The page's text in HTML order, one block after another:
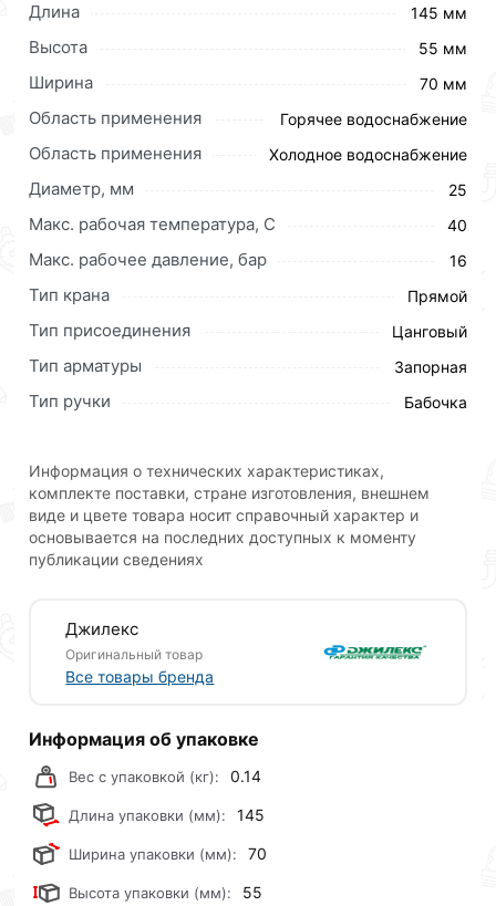
Для приобретения данной позиции, кликните
мышкой«Добавить в корзину»
кнопку «Быстрый заказ»
. Также можете оформить
заказ позвонив по контактам указанным на сайте.
25х25 Джилекс 9361 действительны в Москве и
области.
заказ и свяжутся с Вами для согласования условий
доставки или самовывоза.Перед оформлением
онлайн заказа рекомендуем ознакомиться с
описанием, характеристиками и отзывами.
купленного товарa в течение 30 дней (наличие чека
обязательно).
Длина 145 мм
Высота 55 мм
Ширина 70 мм
Область применения Горячее водоснабжение
Область применения Холодное водоснабжение
Диаметр, мм 25
Макс. рабочая температура, C 40
Макс. рабочее давление, бар 16
Тип крана Прямой
Тип присоединения Цанговый
Тип арматуры Запорная
Тип ручки Бабочка
Информация о технических характеристиках,
комплекте поставки, стране изготовления, внешнем
виде и цвете товара носит справочный характер и
основывается на последних доступных к моменту
публикации сведениях
Джилекс
Оригинальный товар
Все товары бренда
Информация об упаковке
Вес с упаковкой (кг): 0.14
Длина упаковки (мм): 145
Ширина упаковки (мм): 70
Высота упаковки (мм): 55